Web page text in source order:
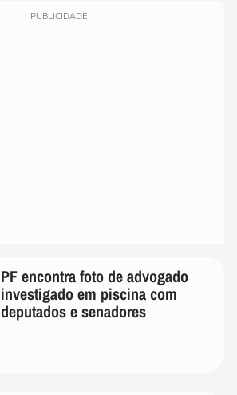
PUBLICIDADE
PF encontra foto de advogado
investigado em piscina com
deputados e senadores